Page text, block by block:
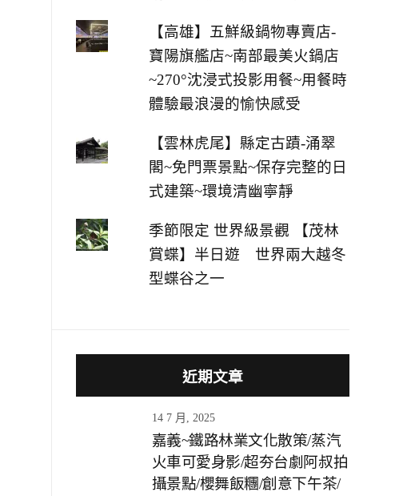
【高雄】五鮮級鍋物專賣店-
寶陽旗艦店~南部最美火鍋店
~270°沈浸式投影用餐~用餐時
體驗最浪漫的愉快感受
【雲林虎尾】縣定古蹟-涌翠
閣~免門票景點~保存完整的日
式建築~環境清幽寧靜
季節限定 世界級景觀 【茂林
賞蝶】半日遊 世界兩大越冬
型蝶谷之一
近期文章
14 7 月, 2025
嘉義~鐵路林業文化散策/蒸汽
火車可愛身影/超夯台劇阿叔拍
攝景點/櫻舞飯糰/創意下午茶/